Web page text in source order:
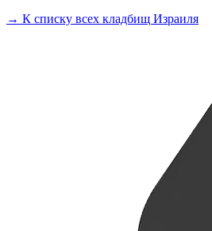
→ К списку всех кладбищ Израиля